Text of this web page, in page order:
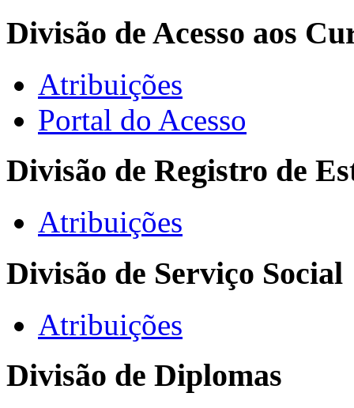
Divisão de Acesso aos
Atribuições
Portal do Acesso
Divisão de Registro de
Atribuições
Divisão de Serviço Social
Atribuições
Divisão de Diplomas